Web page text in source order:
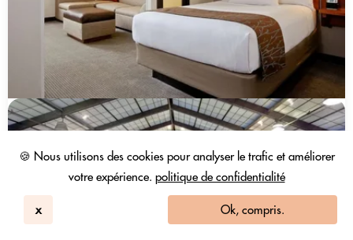
🍪 Nous utilisons des cookies pour analyser le trafic et améliorer
votre expérience. politique de confidentialité
x Ok, compris.